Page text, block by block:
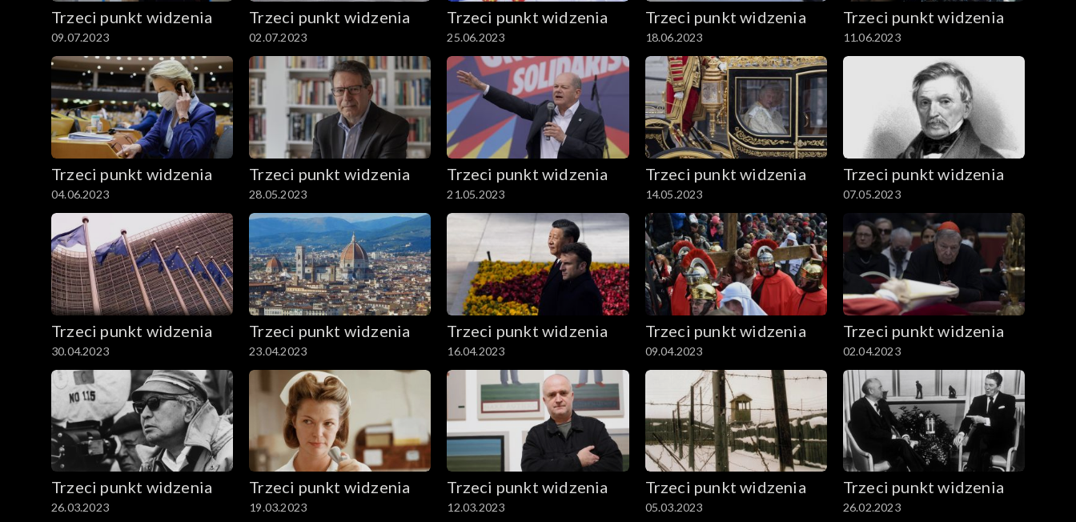
Trzeci punkt widzenia
09.07.2023
Trzeci punkt widzenia
02.07.2023
Trzeci punkt widzenia
25.06.2023
Trzeci punkt widzenia
18.06.2023
Trzeci punkt widzenia
11.06.2023
Trzeci punkt widzenia
04.06.2023
Trzeci punkt widzenia
28.05.2023
Trzeci punkt widzenia
21.05.2023
Trzeci punkt widzenia
14.05.2023
Trzeci punkt widzenia
07.05.2023
Trzeci punkt widzenia
30.04.2023
Trzeci punkt widzenia
23.04.2023
Trzeci punkt widzenia
16.04.2023
Trzeci punkt widzenia
09.04.2023
Trzeci punkt widzenia
02.04.2023
Trzeci punkt widzenia
26.03.2023
Trzeci punkt widzenia
19.03.2023
Trzeci punkt widzenia
12.03.2023
Trzeci punkt widzenia
05.03.2023
Trzeci punkt widzenia
26.02.2023